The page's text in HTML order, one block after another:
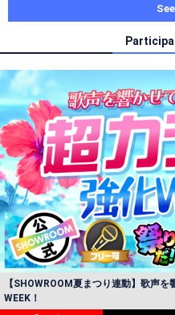
【SHOWROOM夏まつり連動】歌声
WEEK！